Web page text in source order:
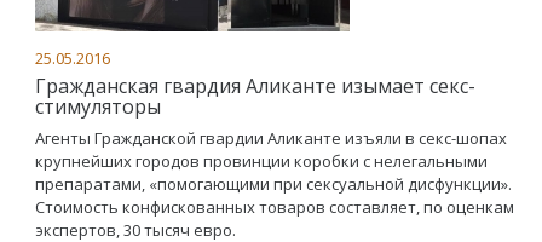
25.05.2016
Гражданская гвардия Аликанте изымает секс-
стимуляторы
Агенты Гражданской гвардии Аликанте изъяли в секс-шопах
крупнейших городов провинции коробки с нелегальными
препаратами, «помогающими при сексуальной дисфункции».
Стоимость конфискованных товаров составляет, по оценкам
экспертов, 30 тысяч евро.